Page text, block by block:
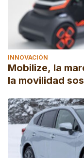
INNOVACIÓN
Mobilize, la
la movilidad